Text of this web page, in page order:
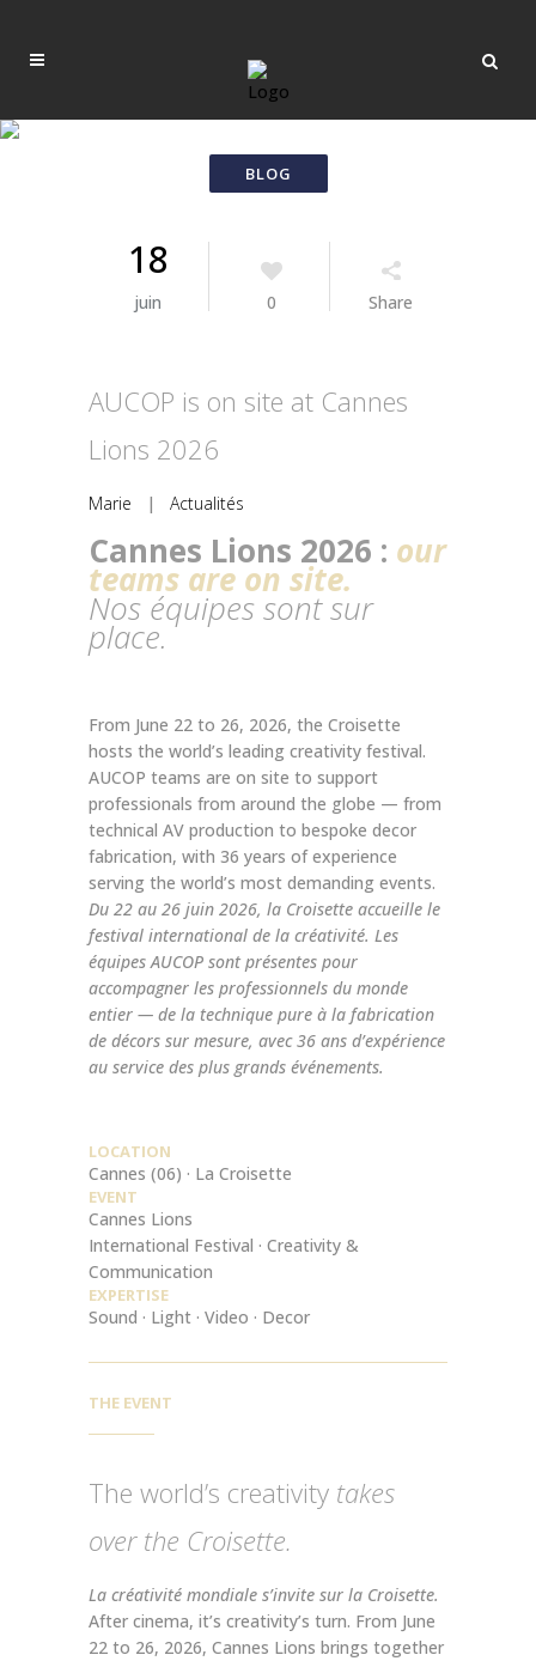
18
juin 0 Share
AUCOP is on site at Cannes
Lions 2026
Marie | Actualités
Cannes Lions 2026 : our
teams are on site.
Nos équipes sont sur
place.
From June 22 to 26, 2026, the Croisette
hosts the world’s leading creativity festival.
AUCOP teams are on site to support
professionals from around the globe — from
technical AV production to bespoke decor
fabrication, with 36 years of experience
serving the world’s most demanding events.
Du 22 au 26 juin 2026, la Croisette accueille le
festival international de la créativité. Les
équipes AUCOP sont présentes pour
accompagner les professionnels du monde
entier — de la technique pure à la fabrication
de décors sur mesure, avec 36 ans d’expérience
au service des plus grands événements.
LOCATION
Cannes (06) · La Croisette
EVENT
Cannes Lions
International Festival · Creativity &
Communication
EXPERTISE
Sound · Light · Video · Decor
THE EVENT
The world’s creativity takes
over the Croisette.
La créativité mondiale s’invite sur la Croisette.
After cinema, it’s creativity’s turn. From June
22 to 26, 2026, Cannes Lions brings together